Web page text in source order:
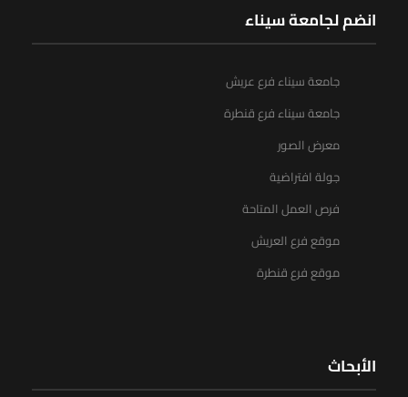
انضم لجامعة سيناء
جامعة سيناء فرع عريش
جامعة سيناء فرع قنطرة
معرض الصور
جولة افتراضية
فرص العمل المتاحة
موقع فرع العريش
موقع فرع قنطرة
الأبحاث